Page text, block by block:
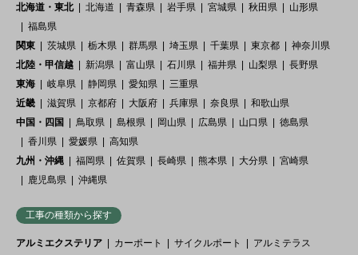
北海道・東北 北海道 青森県 岩手県 宮城県 秋田県
山形県
福島県
関東
茨城県 栃木県 群馬県 埼玉県 千葉県 東京都
神奈川県
北陸・甲信越
新潟県 富山県 石川県 福井県 山梨県
長野県
東海
岐阜県 静岡県 愛知県
三重県
近畿
滋賀県 京都府 大阪府 兵庫県 奈良県
和歌山県
中国・四国
鳥取県 島根県 岡山県 広島県 山口県
徳島県
香川県
愛媛県
高知県
九州・沖縄
福岡県 佐賀県 長崎県 熊本県 大分県
宮崎県
鹿児島県
沖縄県
工事の種類から探す
アルミエクステリア カーポート サイクルポート
アルミテラス